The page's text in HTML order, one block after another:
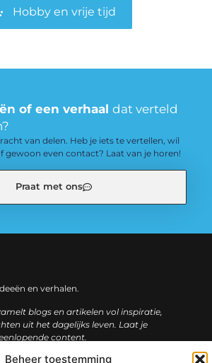
Beheer toestemming
Hobby en vrije tijd
of een verhaal dat verteld
van delen. Heb je iets te vertellen, wil
gewoon even contact? Laat van je horen!
Praat met ons
en verhalen.
blogs en artikelen vol inspiratie,
uit het dagelijks leven. Laat je
content.